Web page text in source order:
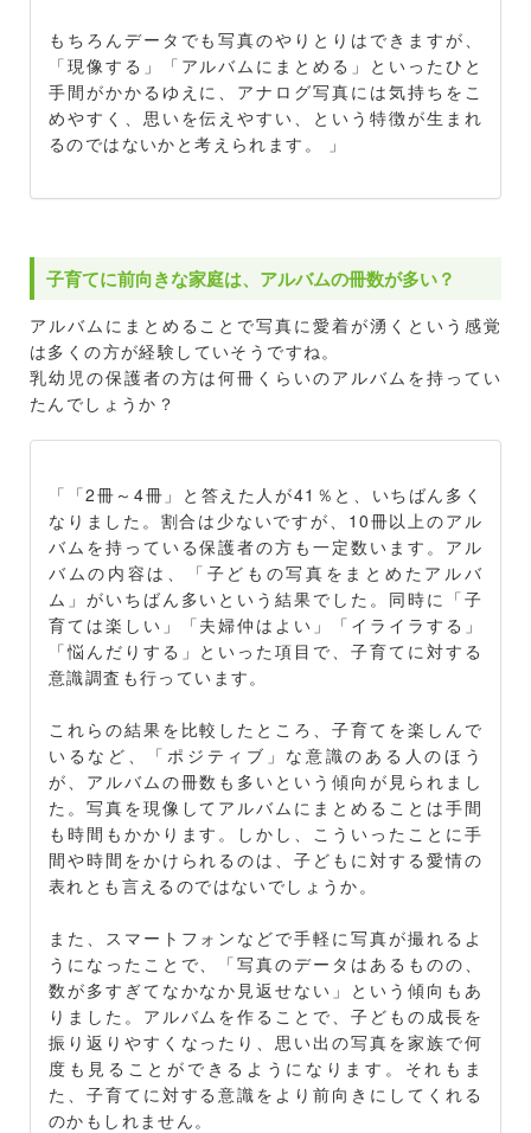
もちろんデータでも写真のやりとりはできますが、
「現像する」「アルバムにまとめる」といったひと
手間がかかるゆえに、アナログ写真には気持ちをこ
めやすく、思いを伝えやすい、という特徴が生まれ
るのではないかと考えられます。 」
子育てに前向きな家庭は、アルバムの冊数が多い？
アルバムにまとめることで写真に愛着が湧くという感覚
は多くの方が経験していそうですね。
乳幼児の保護者の方は何冊くらいのアルバムを持ってい
たんでしょうか？
「「2冊～4冊」と答えた人が41％と、いちばん多く
なりました。割合は少ないですが、10冊以上のアル
バムを持っている保護者の方も一定数います。アル
バムの内容は、「子どもの写真をまとめたアルバ
ム」がいちばん多いという結果でした。同時に「子
育ては楽しい」「夫婦仲はよい」「イライラする」
「悩んだりする」といった項目で、子育てに対する
意識調査も行っています。
これらの結果を比較したところ、子育てを楽しんで
いるなど、「ポジティブ」な意識のある人のほう
が、アルバムの冊数も多いという傾向が見られまし
た。写真を現像してアルバムにまとめることは手間
も時間もかかります。しかし、こういったことに手
間や時間をかけられるのは、子どもに対する愛情の
表れとも言えるのではないでしょうか。
また、スマートフォンなどで手軽に写真が撮れるよ
うになったことで、「写真のデータはあるものの、
数が多すぎてなかなか見返せない」という傾向もあ
りました。アルバムを作ることで、子どもの成長を
振り返りやすくなったり、思い出の写真を家族で何
度も見ることができるようになります。それもま
た、子育てに対する意識をより前向きにしてくれる
のかもしれません。